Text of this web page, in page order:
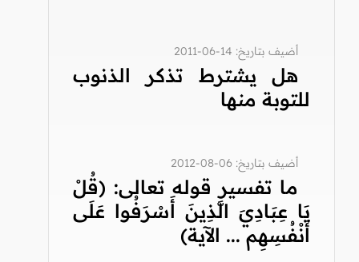
أضيف بتاريخ: 14-06-2011
هل يشترط تذكر الذنوب
للتوبة منها
أضيف بتاريخ: 06-08-2012
ما تفسير قوله تعالى: (قُلْ
يَا عِبَادِيَ الَّذِينَ أَسْرَفُوا عَلَى
أَنْفُسِهِم ... الآية)